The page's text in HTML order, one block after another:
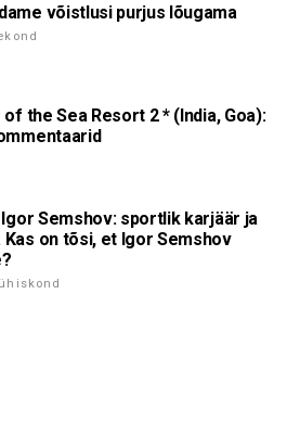
võistlusi purjus lõugama
the Sea Resort 2 * (India, Goa):
Semshov: sportlik karjäär ja
Kas on tõsi, et Igor Semshov